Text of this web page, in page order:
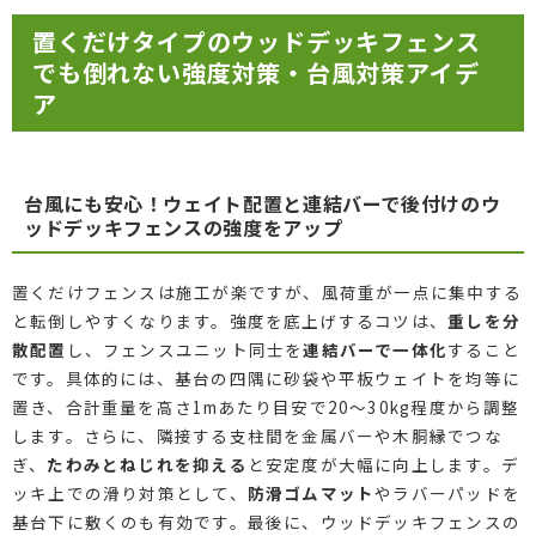
置くだけタイプのウッドデッキフェンス
でも倒れない強度対策・台風対策アイデ
ア
台風にも安心！ウェイト配置と連結バーで後付けのウ
ッドデッキフェンスの強度をアップ
置くだけフェンスは施工が楽ですが、風荷重が一点に集中する
と転倒しやすくなります。強度を底上げするコツは、重しを分
散配置 し、フェンスユニット同士を連結バーで一体化すること
です。具体的には、基台の四隅に砂袋や平板ウェイトを均等に
置き、合計重量を高さ1mあたり目安で20～30kg程度から調整
します。さらに、隣接する支柱間を金属バーや木胴縁でつな
ぎ、 たわみとねじれを抑える と安定度が大幅に向上します。デ
ッキ上での滑り対策として、 防滑ゴムマットやラバーパッドを
基台下に敷くのも有効です。最後に、ウッドデッキフェンスの